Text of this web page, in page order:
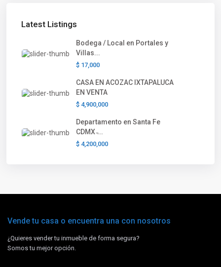
Latest Listings
Bodega / Local en Portales y
Villas...
$ 17,000
CASA EN ACOZAC IXTAPALUCA
EN VENTA
$ 4,900,000
Departamento en Santa Fe
CDMX ̵...
$ 4,200,000
Vende tu casa o encuentra una con nosotros
¿Quieres vender tu inmueble de forma segura?
Somos tu mejor opción.